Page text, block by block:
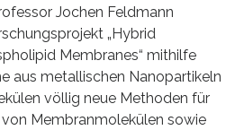
Jochen Feldmann
„Hybrid
Membranes“ mithilfe
aus metallischen Nanopartikeln
völlig neue Methoden für
Membranmolekülen sowie